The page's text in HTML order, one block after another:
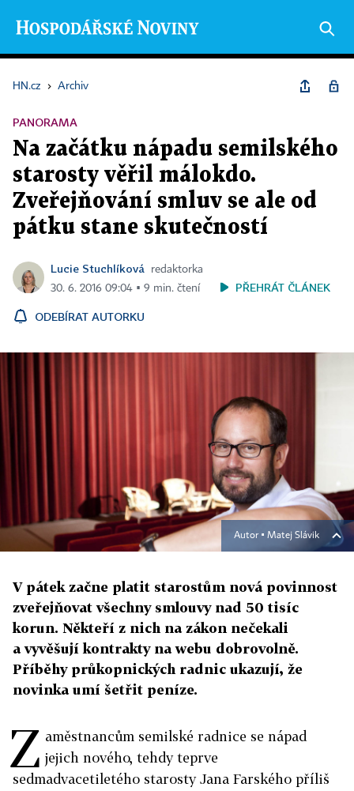
HN.cz › Archiv
PANORAMA
Na začátku nápadu semilského
starosty věřil málokdo.
Zveřejňování smluv se ale od
pátku stane skutečností
Lucie Stuchlíková
redaktorka
30. 6. 2016 09:04 ▪ 9 min. čtení
PŘEHRÁT ČLÁNEK
ODEBÍRAT AUTORKU
Autor ▪ Matej Slávik
V pátek začne platit starostům nová povinnost
zveřejňovat všechny smlouvy nad 50 tisíc
korun. Někteří z nich na zákon nečekali
a vyvěšují kontrakty na webu dobrovolně.
Příběhy průkopnických radnic ukazují, že
novinka umí šetřit peníze.
Z aměstnancům semilské radnice se nápad
jejich nového, tehdy teprve
sedmadvacetiletého starosty Jana Farského příliš